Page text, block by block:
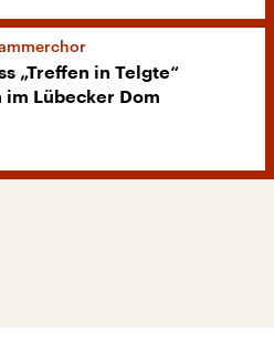
„Treffen in Telgte“
im Lübecker Dom